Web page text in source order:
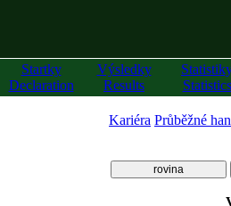
Startky
Declaration
Výsledky
Results
Statistics
Kariéra Průběžné
rovina